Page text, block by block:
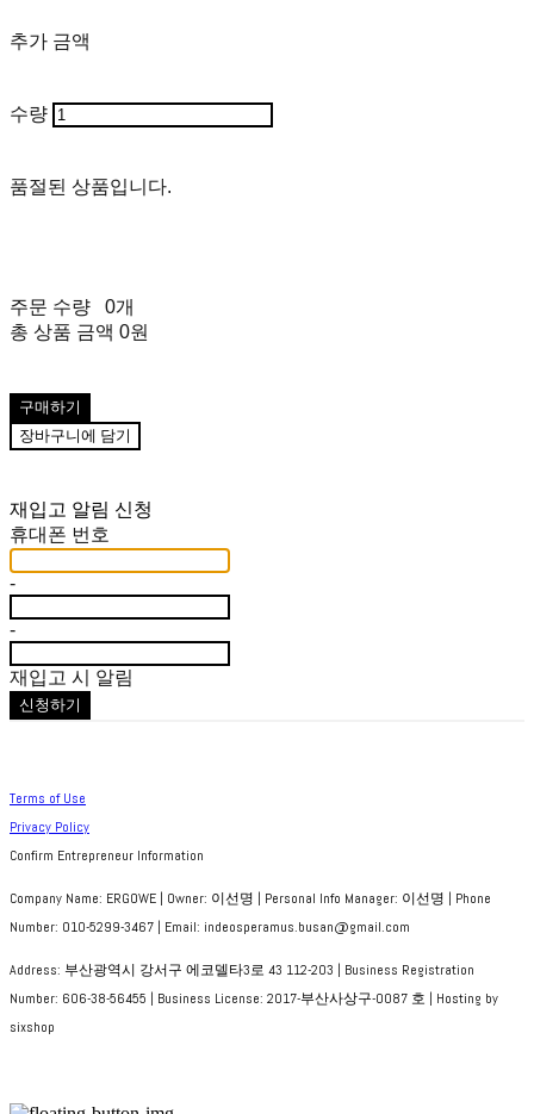
추가 금액
수량
품절된 상품입니다.
주문 수량
0개
총 상품 금액 0원
구매하기
장바구니에 담기
재입고 알림 신청
휴대폰 번호
-
-
재입고 시 알림
신청하기
Terms of Use
Privacy Policy
Confirm Entrepreneur Information
Company Name: ERGOWE | Owner: 이선명 | Personal Info Manager: 이선명 | Phone
Number: 010-5299-3467 | Email: indeosperamus.busan@gmail.com
Address: 부산광역시 강서구 에코델타3로 43 112-203 | Business Registration
Number: 606-38-56455 | Business License: 2017-부산사상구-0087 호 | Hosting by
sixshop